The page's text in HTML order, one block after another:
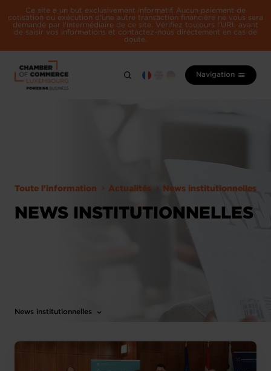
Ce site a un but exclusivement informatif. Aucun paiement de
cotisation ou exécution d'une autre transaction financière ne vous sera
demandé par l'intermédiaire de ce site. Vérifiez toujours l'URL avant
de saisir vos informations et contactez-nous directement en cas de
doute.
Navigation
Toute l'information Actualités News institutionnelles
NEWS INSTITUTIONNELLES
News institutionnelles